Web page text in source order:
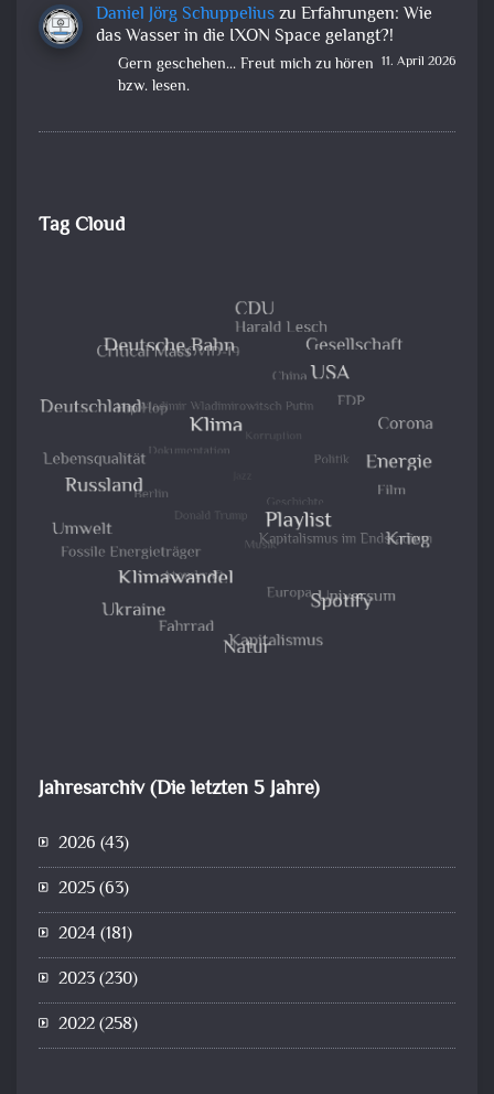
Daniel Jörg Schuppeliuszu Erfahrungen: Wie
das Wasser in die IXON Space gelangt?!
11. April 2026
Gern geschehen... Freut mich zu hören
bzw. lesen.
Tag Cloud
Jahresarchiv (Die letzten 5 Jahre)
2026 (43)
2025(63)
2024(181)
2023(230)
2022(258)